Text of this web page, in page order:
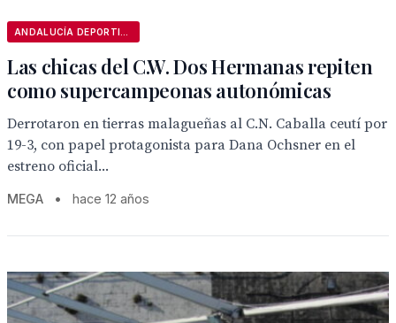
Las chicas del C.W. Dos Hermanas repiten
como supercampeonas autonómicas
Derrotaron en tierras malagueñas al C.N. Caballa ceutí por
19-3, con papel protagonista para Dana Ochsner en el
estreno oficial...
MEGA • hace 12 años